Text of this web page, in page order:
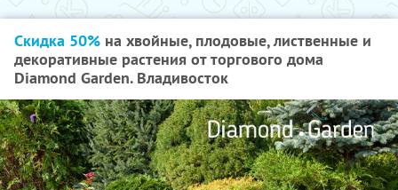
Скидка 50% на хвойные, плодовые, лиственные и
декоративные растения от торгового дома
Diamond Garden. Владивосток